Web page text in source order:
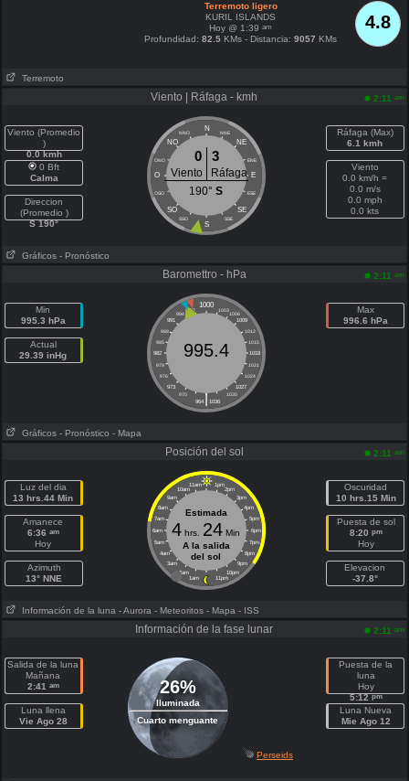
4.8
Terremoto ligero
KURIL ISLANDS
Hoy @ 1:39am
Profundidad:82.5 KMs - Distancia:9057 KMs
Terremoto
Viento | Ráfaga - kmh 2:11 am
Viento (Promedio
)
0.0 kmh
0 Bft
Calma
Direccion
(Promedio )
S 190°
N
NNO NNE
NO NE
ONO ENE
O E
OSO ESE
SO SE
SSO SSE
S
0 3
Viento
Ráfaga
190°S
Ráfaga (Max)
6.1 kmh
Viento
0.0 km/h =
0.0 m/s
0.0 mph
0.0 kts
Gráficos - Pronóstico
Baromettro - hPa 2:11 am
Min
995.3 hPa
Actual
29.39 inHg
1000
997 1003
994
1006
991
1009
988
1012
985
1015
982
1018
979
1021
976
1024
973
1027
970
1030
|
964 1036
995.4
Max
996.6 hPa
Gráficos - Pronóstico - Mapa
Posición del sol 2:11 am
Luz del dia
13 hrs.44 Min
Amanece
6:36 am
Hoy
Azimuth
13° NNE
11am 1pm
10am 2pm
9am 3pm
8am 4pm
7am 5pm
6am 6pm
5am 7pm
4am 8pm
3am 9pm
2am 10pm
1am 11pm
Estimada
4 hrs. 24 Min
A la salida
del sol
Oscuridad
10 hrs.15 Min
Puesta de sol
8:20 pm
Hoy
Elevacion
-37.8°
Información de la luna - Aurora - Meteoritos - Mapa - ISS
Información de la fase lunar 2:11 am
Salida de la luna
Mañana
2:41 am
Luna llena
Vie Ago 28
26%
Iluminada
Cuarto menguante
Puesta de la
luna
Hoy
5:12pm
Luna Nueva
Mie Ago 12
Perseids